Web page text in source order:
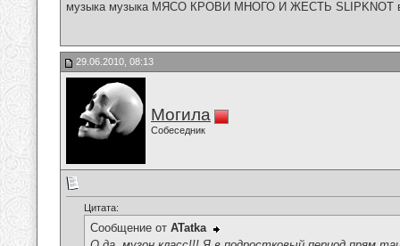
музыка музыка МЯСО КРОВИ МНОГО И ЖЕСТЬ SLIPKNOT
29.06.2010, 08:13
Могила
Собеседник
Цитата:
Сообщение от ATatka